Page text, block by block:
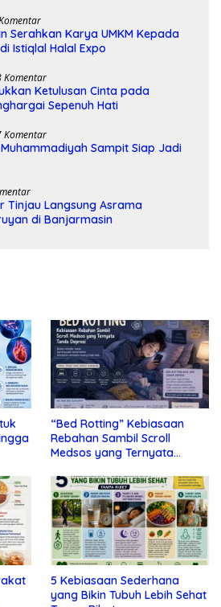
Serahkan Karya UMKM Kepada
Istiqlal Halal Expo
Komentar
Ketulusan Cinta pada
Sepenuh Hati
Komentar
Muhammadiyah Sampit Siap Jadi
Tinjau Langsung Asrama
di Banjarmasin
“Bed Rotting” Kebiasaan
Rebahan Sambil Scroll
Medsos yang Ternyata
5 Kebiasaan Sederhana
yang Bikin Tubuh Lebih Sehat